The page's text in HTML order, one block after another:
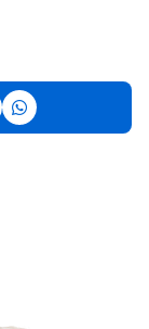
via e-mail
Deel via